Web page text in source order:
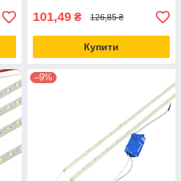
101,49 ₴ 126,85 ₴
Купити
–9%